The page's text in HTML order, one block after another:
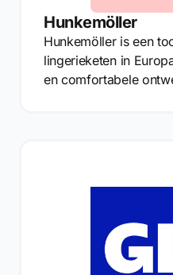
Hunkemöller
Hunkemöller is een
lingerieketen in
en comfortabele